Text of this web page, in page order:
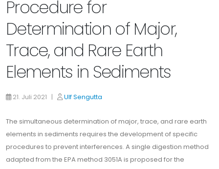
Procedure for
Determination of Major,
Trace, and Rare Earth
Elements in Sediments
21. Juli 2021 | Ulf Sengutta
The simultaneous determination of major, trace, and rare earth
elements in sediments requires the development of specific
procedures to prevent interferences. A single digestion method
adapted from the EPA method 3051A is proposed for the